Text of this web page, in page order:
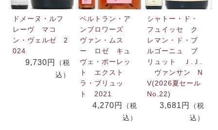
ドメーヌ・ルフ
レーヴ マコ
ン・ヴェルゼ 2
024
9,730円
（税
込）
ベルトラン・ア
ンブロワーズ
ヴァン・ムス
ー ロゼ キュ
ヴェ・ポーレッ
ト エクスト
ラ・ブリュッ
ト 2021
4,270円
（税
込）
シャトー・ド・
フュイッセ ク
レマン・ド・ブ
ルゴーニュ ブ
リュット Ｊ.Ｊ.
ヴァンサン N
V(2026夏セール
No.22)
3,681円
（税
込）